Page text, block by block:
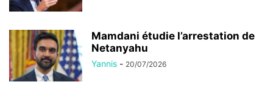
Mamdani étudie l’arrestation de
Netanyahu
Yannis - 20/07/2026